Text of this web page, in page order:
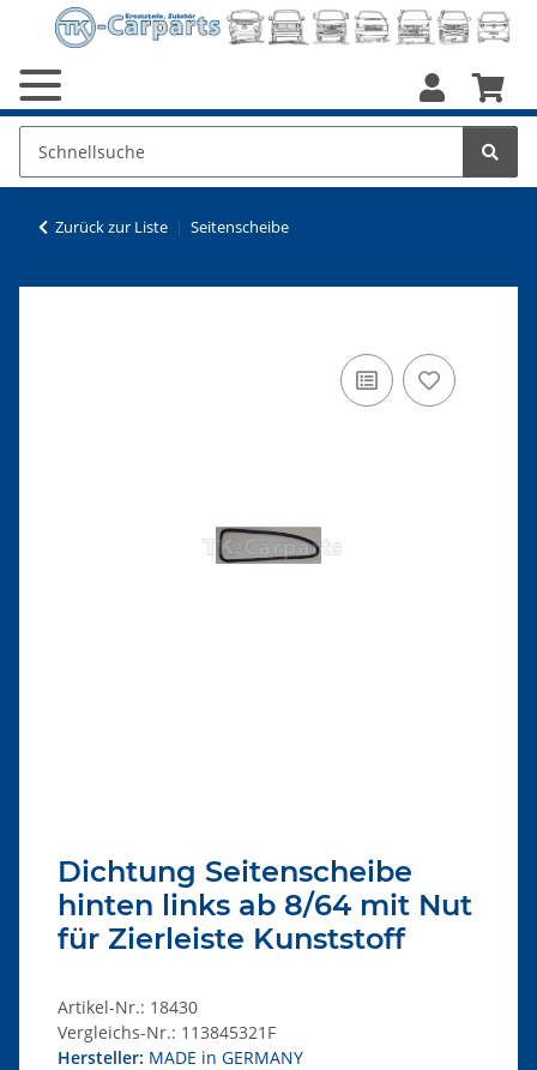
Zurück zur Liste Seitenscheibe
Dichtung Seitenscheibe
hinten links ab 8/64 mit Nut
für Zierleiste Kunststoff
Artikel-Nr.: 18430
Vergleichs-Nr.: 113845321F
Hersteller: MADE in GERMANY